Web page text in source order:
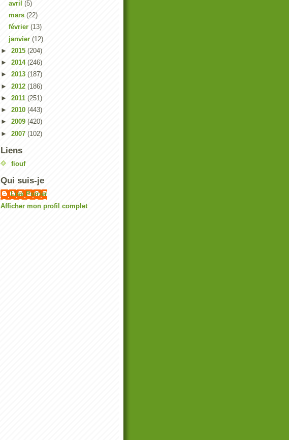
avril (5)
mars (22)
février (13)
janvier (12)
► 2015 (204)
► 2014 (246)
► 2013 (187)
► 2012 (186)
► 2011 (251)
► 2010 (443)
► 2009 (420)
► 2007 (102)
Liens
fiouf
Qui suis-je
Lise Poirier
Afficher mon profil complet